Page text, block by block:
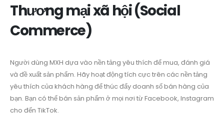
Thương mại xã hội (Social
Commerce)
Người dùng MXH dựa vào nền tảng yêu thích để mua, đánh giá
và đề xuất sản phẩm. Hãy hoạt động tích cực trên các nền tảng
yêu thích của khách hàng để thúc đẩy doanh số bán hàng của
bạn. Bạn có thể bán sản phẩm ở mọi nơi từ Facebook, Instagram
cho đến TikTok.